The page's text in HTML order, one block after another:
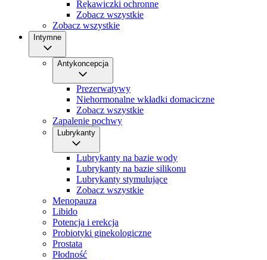
Rękawiczki ochronne
Zobacz wszystkie
Zobacz wszystkie
Intymne
Antykoncepcja
Prezerwatywy
Niehormonalne wkładki domaciczne
Zobacz wszystkie
Zapalenie pochwy
Lubrykanty
Lubrykanty na bazie wody
Lubrykanty na bazie silikonu
Lubrykanty stymulujące
Zobacz wszystkie
Menopauza
Libido
Potencja i erekcja
Probiotyki ginekologiczne
Prostata
Płodność